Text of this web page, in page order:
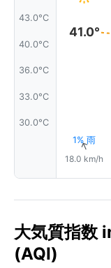
43.0°C
40.0°C
36.0°C
33.0°C
30.0°C
41.0°
1% 雨
↑
18.0 km/h
大気質指
(AQI)